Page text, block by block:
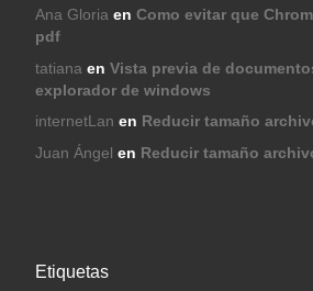
Ana Gloriaen Como evitar que
pdf
tatiana en Vista previa de
explorador de windows
internetLan en Reducir tamaño
Juan Ángel en Reducir tamaño
Etiquetas